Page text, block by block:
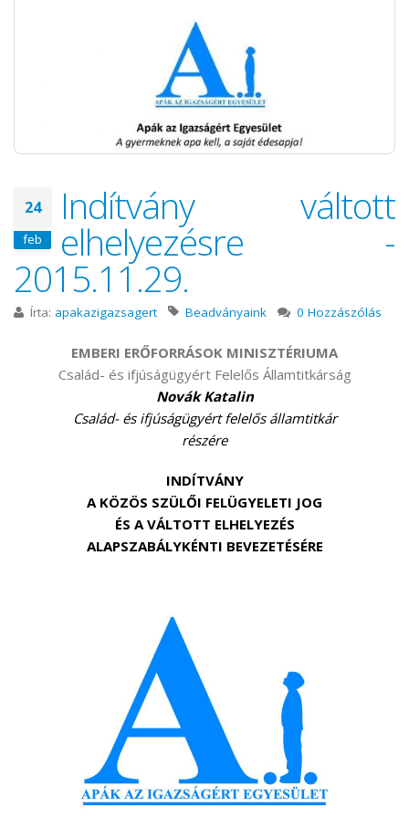
24
feb
Indítvány váltott
elhelyezésre -
2015.11.29.
Írta: apakazigazsagert Beadványaink 0 Hozzászólás
EMBERI ERŐFORRÁSOK MINISZTÉRIUMA
Család- és ifjúságügyért Felelős Államtitkárság
Novák Katalin
Család- és ifjúságügyért felelős államtitkár
részére
INDÍTVÁNY
A KÖZÖS SZÜLŐI FELÜGYELETI JOG
ÉS A VÁLTOTT ELHELYEZÉS
ALAPSZABÁLYKÉNTI BEVEZETÉSÉRE